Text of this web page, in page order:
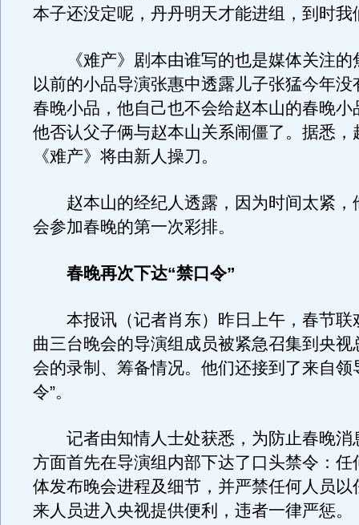
本子还没定呢，丹丹明天才能进组，到时我
《难产》剧本由谁写的也是媒体关注的
以前的小品导演张惠中透露儿子张猛今年没
春晚小品，他自己也不会给赵本山的春晚小
他否认父子俩与赵本山关系闹僵了。据悉，
《难产》将由新人操刀。
赵本山的经纪人透露，因为时间太紧，
会参加春晚的第一次彩排。
春晚再次下达“禁口令”
本报讯（记者肖东）昨日上午，春节联
曲三台晚会的导演组成员被紧急召集到央视
会的录制、筹备情况。他们还接到了来自领
令”。
记者由知情人士处获悉，为防止春晚消
方面首先在导演组内部下达了口头禁令：任
体发布晚会进程及细节，并严禁任何人员以
来人员进入央视提供便利，违者一律严惩。